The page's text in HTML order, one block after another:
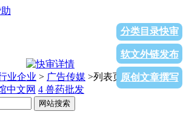
分类目录快审
软文外链发布
原创文章撰写
业企业 > 广告传媒 >列表页面1惠州盐洲
中文网 4 兽药批发
网站搜索